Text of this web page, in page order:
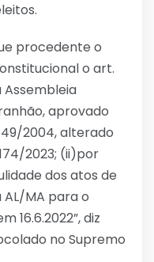
procedente o
o art.
Assembleia
aprovado
2004, alterado
2023; (ii)por
dos atos de
MA para o
16.6.2022”, diz
no Supremo